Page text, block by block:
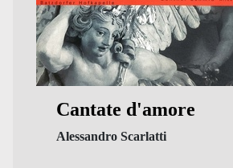
Cantate d'amore
Alessandro Scarlatti